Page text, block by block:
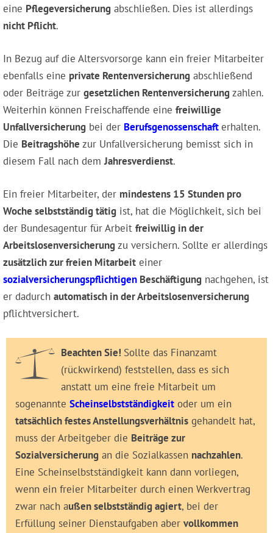
eine Pflegeversicherung abschließen. Dies ist allerdings
nicht Pflicht.
In Bezug auf die Altersvorsorge kann ein freier Mitarbeiter
ebenfalls eine private Rentenversicherung abschließend
oder Beiträge zur gesetzlichen Rentenversicherungzahlen.
Weiterhin können Freischaffende eine freiwillige
Unfallversicherung bei der Berufsgenossenschafterhalten.
Die Beitragshöhe zur Unfallversicherung bemisst sich in
diesem Fall nach demJahresverdienst.
Ein freier Mitarbeiter, der mindestens 15 Stunden pro
Woche selbstständig tätig ist, hat die Möglichkeit, sich bei
der Bundesagentur für Arbeit freiwillig in der
Arbeitslosenversicherungzu versichern. Sollte er allerdings
zusätzlich zur freien Mitarbeit einer
sozialversicherungspflichtigen Beschäftigung nachgehen, ist
er dadurch automatisch in der Arbeitslosenversicherung
pflichtversichert.
Beachten Sie! Sollte das Finanzamt
(rückwirkend) feststellen, dass es sich
anstatt um eine freie Mitarbeit um
sogenannte Scheinselbstständigkeit oder um ein
tatsächlich festes Anstellungsverhältnis gehandelt hat,
muss der Arbeitgeber die Beiträge zur
Sozialversicherung an die Sozialkassen nachzahlen.
Eine Scheinselbstständigkeit kann dann vorliegen,
wenn ein freier Mitarbeiter durch einen Werkvertrag
zwar nach außen selbstständig agiert, bei der
Erfüllung seiner Dienstaufgaben aber vollkommen